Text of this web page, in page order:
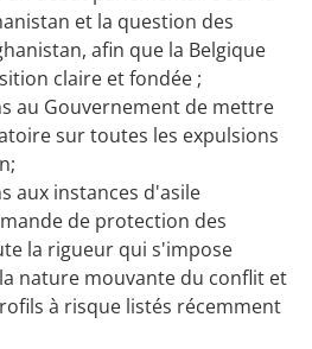
et la question des
afin que la Belgique
claire et fondée ;
au Gouvernement de mettre
sur toutes les expulsions
aux instances d'asile
de protection des
la rigueur qui s'impose
nature mouvante du conflit et
à risque listés récemment